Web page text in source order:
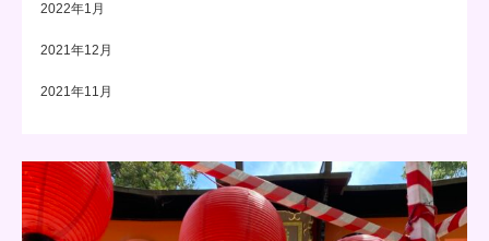
2022年1月
2021年12月
2021年11月